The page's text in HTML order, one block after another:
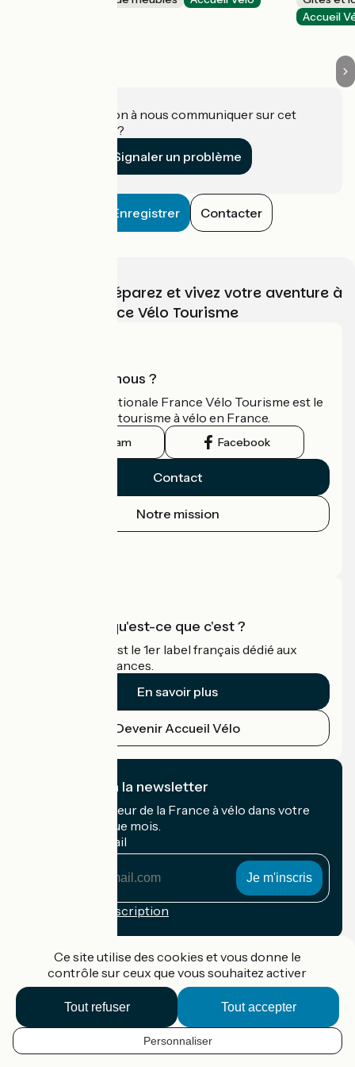
FR
Accueil
Une information à nous communiquer sur cet
établissement ?
Signaler un problème
Enregistrer Contacter
Choisissez, préparez et vivez votre aventure à
vélo avec France Vélo Tourisme
Qui sommes-nous ?
L'association nationale France Vélo Tourisme est le
guide officiel du tourisme à vélo en France.
Instagram Facebook
Contact
Notre mission
Accueil Vélo qu'est-ce que c'est ?
Accueil Vélo c'est le 1er label français dédié aux
cyclistes en vacances.
En savoir plus
Devenir Accueil Vélo
Je m'abonne à la newsletter
Recevez le meilleur de la France à vélo dans votre
boîte mail chaque mois.
Mon adresse mail
Conditions d'inscription
Accueil Vélo Pro
Contact
Mentions légales
Ce site utilise des cookies et vous donne le
contrôle sur ceux que vous souhaitez activer
Tout accepter
Tout refuser
Personnaliser